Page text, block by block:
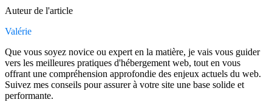
Auteur de l'article
Valérie
Que vous soyez novice ou expert en la matière, je vais vous guider
vers les meilleures pratiques d'hébergement web, tout en vous
offrant une compréhension approfondie des enjeux actuels du web.
Suivez mes conseils pour assurer à votre site une base solide et
performante.